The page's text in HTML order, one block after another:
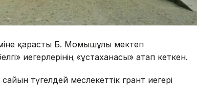
қарасты Б. Момышұлы мектеп
иегерлерінің «ұстаханасы» атап кеткен.
түгелдей меслекеттік грант иегері